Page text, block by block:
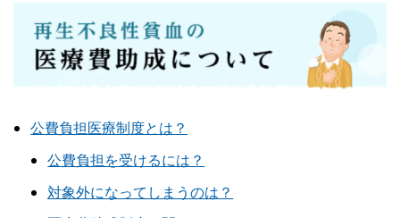
公費負担医療制度とは？
公費負担を受けるには？
対象外になってしまうのは？